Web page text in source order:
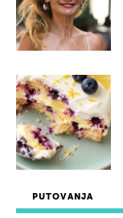
PUTOVANJA